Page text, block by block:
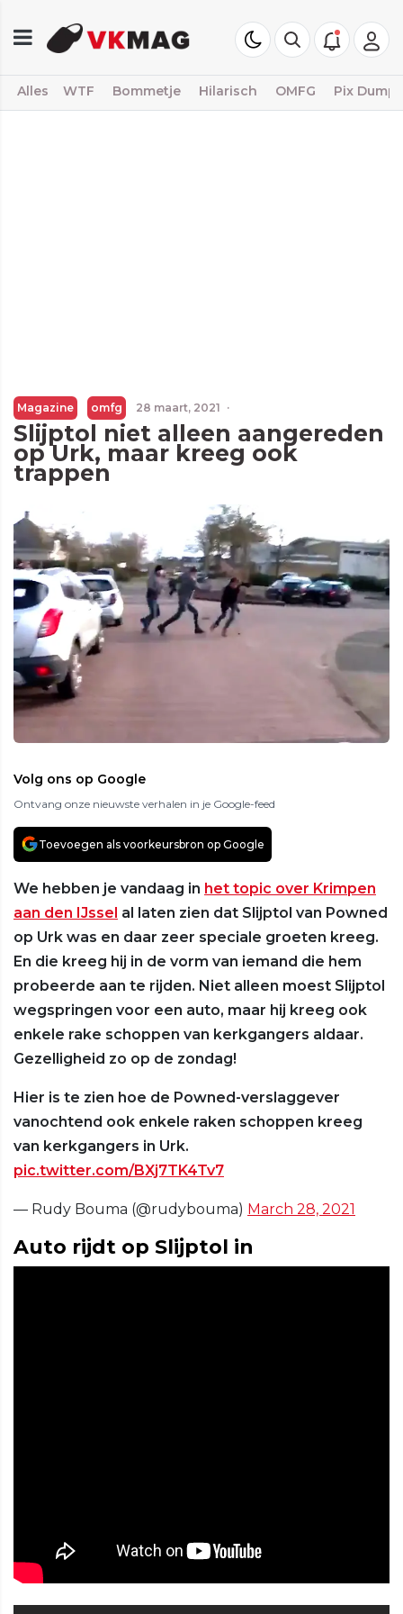
Alles WTF Bommetje Hilarisch OMFG Pix Dump
Magazine omfg 28 maart, 2021 ·
Slijptol niet alleen aangereden
op Urk, maar kreeg ook
trappen
Volg ons op Google
Ontvang onze nieuwste verhalen in je Google-feed
Toevoegen als voorkeursbron op Google
We hebben je vandaag in het topic over Krimpen
aan den IJssel al laten zien dat Slijptol van Powned
op Urk was en daar zeer speciale groeten kreeg.
En die kreeg hij in de vorm van iemand die hem
probeerde aan te rijden. Niet alleen moest Slijptol
wegspringen voor een auto, maar hij kreeg ook
enkele rake schoppen van kerkgangers aldaar.
Gezelligheid zo op de zondag!
Hier is te zien hoe de Powned-verslaggever
vanochtend ook enkele raken schoppen kreeg
van kerkgangers in Urk.
pic.twitter.com/BXj7TK4Tv7
— Rudy Bouma (@rudybouma) March 28, 2021
Auto rijdt op Slijptol in